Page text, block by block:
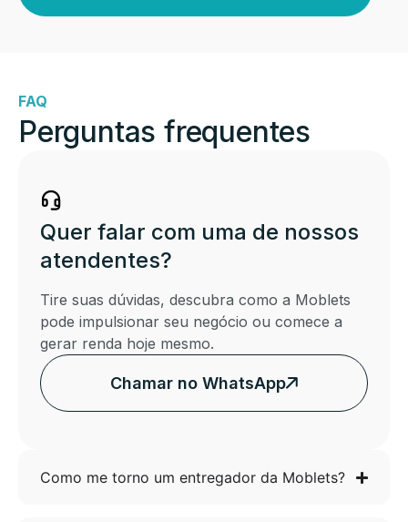
FAQ
Perguntas frequentes
Quer falar com uma de nossos
atendentes?
Tire suas dúvidas, descubra como a Moblets
pode impulsionar seu negócio ou comece a
gerar renda hoje mesmo.
Chamar no WhatsApp
Como me torno um entregador da Moblets?